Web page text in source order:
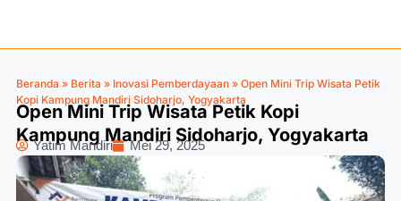
Beranda » Berita » Inovasi Pemberdayaan » Open Mini Trip Wisata Petik
Kopi Kampung Mandiri Sidoharjo, Yogyakarta
Open Mini Trip Wisata Petik Kopi
Kampung Mandiri Sidoharjo, Yogyakarta
Yatim Mandiri Mei 29, 2025